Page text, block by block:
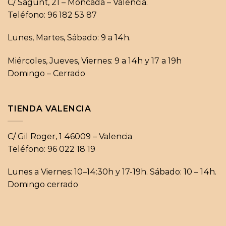
C/ Sagunt, 21 – Moncada – Valencia.
Teléfono: 96 182 53 87
Lunes, Martes, Sábado: 9 a 14h.
Miércoles, Jueves, Viernes: 9 a 14h y 17 a 19h
Domingo – Cerrado
TIENDA VALENCIA
C/ Gil Roger, 1 46009 – Valencia
Teléfono: 96 022 18 19
Lunes a Viernes: 10–14:30h y 17-19h. Sábado: 10 – 14h.
Domingo cerrado